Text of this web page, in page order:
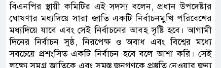
বিএনপির স্থায়ী কমিটির এই সদস্য বলেন, প্রধান উপদেষ্টার
ঘোষণার মধ্যদিয়ে সারা জাতি একটি নির্বাচনমুখি পরিবেশের
মধ্যদিয়ে যাবে এবং সেই নির্বাচনের আবহ সৃষ্টি হবে। আগামী
দিনের নির্বাচন সুষ্ঠ, নিরপেক্ষ ও অবাধ এবং বিশ্বের মধ্যে
সবচেয়ে প্রশংসিত একটি নির্বাচন হবে বলে আশা করি। সেই
লক্ষ্যে সমগ্র জাতিকে এবং সমস্ত জনগণকে প্রস্তুতি নেওয়ার জন্য